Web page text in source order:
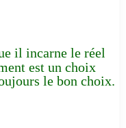
il incarne le réel
est un choix
le bon choix.